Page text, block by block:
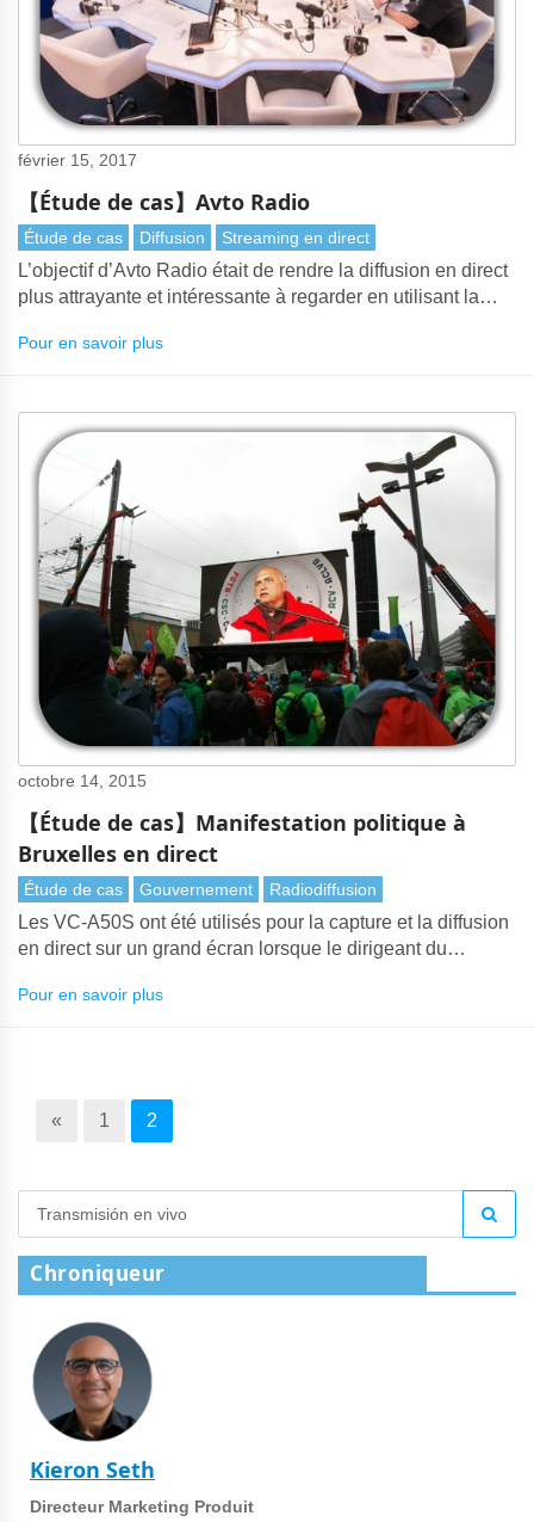
février 15, 2017
【Étude de cas】Avto Radio
Étude de cas Diffusion Streaming en direct
L’objectif d’Avto Radio était de rendre la diffusion en direct
plus attrayante et intéressante à regarder en utilisant la
Pour en savoir plus
octobre 14, 2015
【Étude de cas】Manifestation politique à
Bruxelles en direct
Étude de cas Gouvernement Radiodiffusion
Les VC-A50S ont été utilisés pour la capture et la diffusion
en direct sur un grand écran lorsque le dirigeant du
discours.
Pour en savoir plus
« 1 2
Chroniqueur
Kieron Seth
Directeur Marketing Produit